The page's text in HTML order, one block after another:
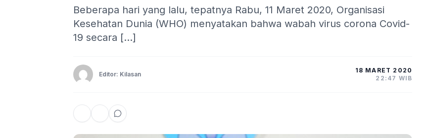
Beberapa hari yang lalu, tepatnya Rabu, 11 Maret 2020, Organisasi
Kesehatan Dunia (WHO) menyatakan bahwa wabah virus corona Covid-
19 secara […]
Editor: Kilasan
18 MARET 2020
22:47 WIB